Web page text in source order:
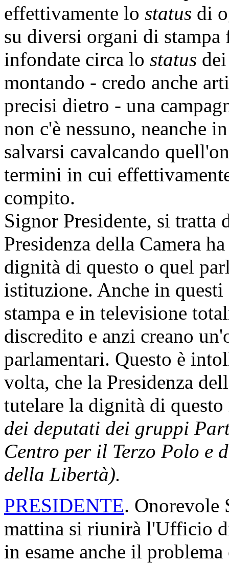
effettivamente lo status di
su diversi organi di
infondate circa lo status
montando - credo anche
precisi dietro - una
non c'è nessuno, neanche
salvarsi cavalcando
termini in cui
compito.
Signor Presidente, si
Presidenza della Camera
dignità di questo o quel
istituzione. Anche in
stampa e in televisione
discredito e anzi creano
parlamentari. Questo è
volta, che la Presidenza
tutelare la dignità di
dei deputati dei gruppi
Centro per il Terzo Polo e
della Libertà).
PRESIDENTE. Onorevole
mattina si riunirà l'Ufficio
in esame anche il